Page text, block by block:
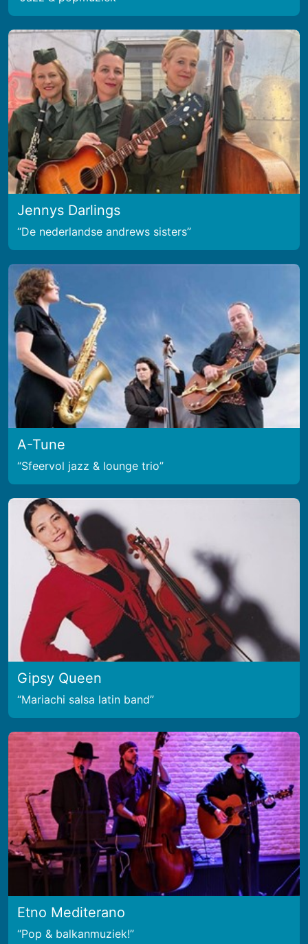
Jennys Darlings
De nederlandse andrews sisters
A-Tune
Sfeervol jazz & lounge trio
Gipsy Queen
Mariachi salsa latin band
Etno Mediterano
Pop & balkanmuziek!